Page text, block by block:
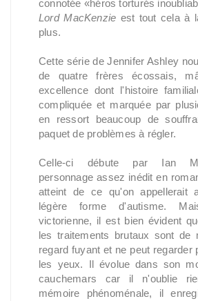
connotée «héros torturés
Lord MacKenzie est tout cela à
plus.
Cette série de Jennifer Ashley
de quatre frères écossais,
excellence dont l'histoire
compliquée et marquée par
en ressort beaucoup de
paquet de problèmes à régler.
Celle-ci débute par Ian
personnage assez inédit en
atteint de ce qu'on appellerait
légère forme d'autisme.
victorienne, il est bien évident
les traitements brutaux sont de
regard fuyant et ne peut regarder
les yeux. Il évolue dans son
cauchemars car il n'oublie
mémoire phénoménale, il